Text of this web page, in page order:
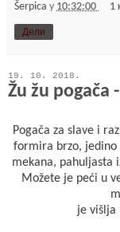
Šerpica у 10:32:00 1
Дели
19. 10. 2018.
Žu žu pogača
Pogača za slave i
formira brzo, jedino
mekana, pahuljasta
Možete je peći u
je višlja